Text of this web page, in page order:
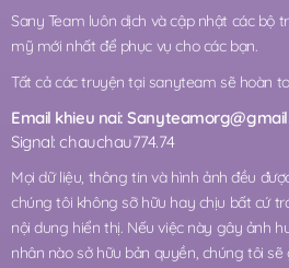
Sany Team luôn dịch và cập nhật các bộ
mỹ mới nhất để phục vụ cho các bạn.
Tất cả các truyện tại sanyteam sẽ hoàn
Email khieu nai:
Signal: chauchau774.74
Mọi dữ liệu, thông tin và hình ảnh đều
chúng tôi không sỡ hữu hay chịu bất cứ
nội dung hiển thị. Nếu việc này gây ảnh
nhân nào sở hữu bản quyền, chúng tôi